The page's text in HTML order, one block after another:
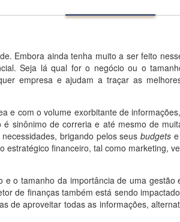
Embora ainda tenha muito a ser feito
Seja lá qual for o negócio ou o
empresa e ajudam a traçar as
e com o volume exorbitante de
sinônimo de correria e até mesmo de
brigando pelos seus budgets
financeiro, tal como marketing,
o tamanho da importância de uma
de finanças também está sendo
de aproveitar todas as informações,